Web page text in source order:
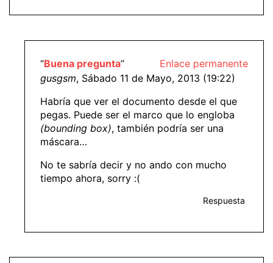
Enlace permanente
“Buena pregunta”
gusgsm, Sábado 11 de Mayo, 2013 (19:22)
Habría que ver el documento desde el que
pegas. Puede ser el marco que lo engloba
(bounding box), también podría ser una
máscara…
No te sabría decir y no ando con mucho
tiempo ahora, sorry :(
Respuesta